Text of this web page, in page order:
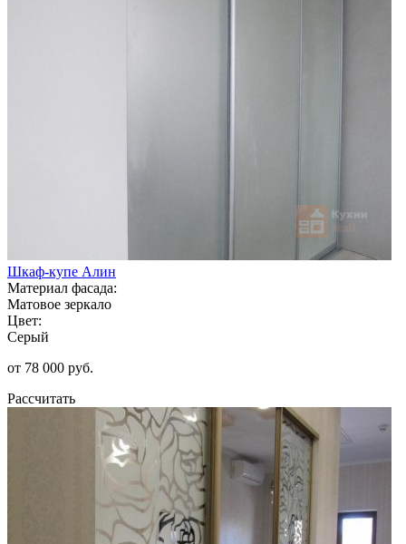
Шкаф-купе Алин
Материал фасада:
Матовое зеркало
Цвет:
Серый
от 78 000 руб.
Рассчитать